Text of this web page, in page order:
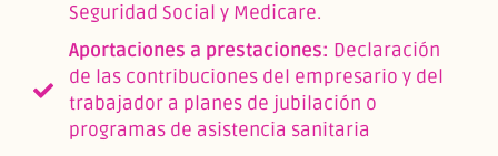
Seguridad Social y Medicare.
Aportaciones a prestaciones: Declaración
de las contribuciones del empresario y del
trabajador a planes de jubilación o
programas de asistencia sanitaria